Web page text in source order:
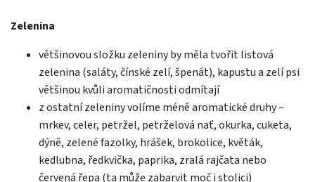
Zelenina
většinovou složku zeleniny by měla tvořit listová
zelenina (saláty, čínské zelí, špenát), kapustu a zelí psi
většinou kvůli aromatičnosti odmítají
z ostatní zeleniny volíme méně aromatické druhy –
mrkev, celer, petržel, petrželová nať, okurka, cuketa,
dýně, zelené fazolky, hrášek, brokolice, květák,
kedlubna, ředkvička, paprika, zralá rajčata nebo
červená řepa (ta může zabarvit moč i stolici)